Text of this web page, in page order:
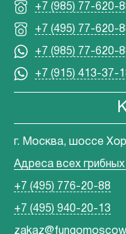
+7 (985) 77-620-
+7 (495) 77-620-
+7 (985) 77-620-
+7 (915) 413-37-
г. Москва, шоссе
Адреса всех грибных
+7 (495) 776-20-88
+7 (495) 940-20-13